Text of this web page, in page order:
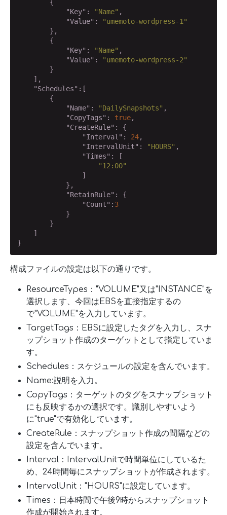
        {
"Key" : "Name" ,
"Value" :
"umemoto-wordpress-1"
        },
        {
"Key" : "Name" ,
"Value" :
"umemoto-wordpress-2"
        }
    ],
"Schedules" :[
        {
"Name" : "DailySnapshots" ,
"CopyTags" : true,
"CreateRule" : {
"Interval" : 24,
"IntervalUnit" : "HOURS" ,
"Times" : [
"12:00"
                ]
            },
"RetainRule" : {
"Count" : 3
            }
        }
    ]
}
構成ファイルの設定は以下の通りです。
ResourceTypes："VOLUME"又は"INSTANCE"を
選択します、今回はEBSを直接指定するの
で"VOLUME"を入力しています。
TargetTags：EBSに設定したタグを入力し、スナ
ップショット作成のターゲットとして指定していま
す。
Schedules：スケジュールの設定を含んでいます。
Name:説明を入力。
CopyTags：ターゲットのタグをスナップショット
にも反映するかの選択です。識別しやすいよう
に"true"で有効化しています。
CreateRule：スナップショット作成の間隔などの
設定を含んでいます。
Interval：IntervalUnitで時間単位にしているた
め、24時間毎にスナップショットが作成されます。
IntervalUnit："HOURS"に設定しています。
Times：日本時間で午後9時からスナップショット
作成が開始されます。